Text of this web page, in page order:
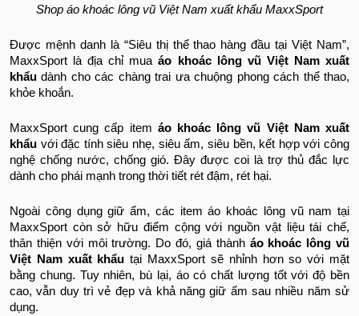
Shop áo khoác lông vũ Việt Nam xuất khẩu MaxxSport
Được mệnh danh là “Siêu thị thể thao hàng đầu tại Việt Nam”,
MaxxSport là địa chỉ muaáo khoác lông vũ Việt Nam xuất
khẩu dành cho các chàng trai ưa chuộng phong cách thể thao,
khỏe khoắn.
MaxxSport cung cấp item áo khoác lông vũ Việt Nam xuất
khẩu với đặc tính siêu nhẹ, siêu ấm, siêu bền, kết hợp với công
nghệ chống nước, chống gió. Đây được coi là trợ thủ đắc lực
dành cho phái mạnh trong thời tiết rét đậm, rét hại.
Ngoài công dụng giữ ấm, các item áo khoác lông vũ nam tại
MaxxSport còn sở hữu điểm cộng với nguồn vật liệu tái chế,
thân thiện với môi trường. Do đó, giá thành áo khoác lông vũ
Việt Nam xuất khẩu tại MaxxSport sẽ nhỉnh hơn so với mặt
bằng chung. Tuy nhiên, bù lại, áo có chất lượng tốt với độ bền
cao, vẫn duy trì vẻ đẹp và khả năng giữ ấm sau nhiều năm sử
dụng.